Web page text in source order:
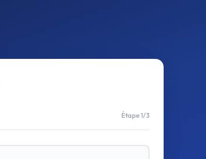
Étape 1/3